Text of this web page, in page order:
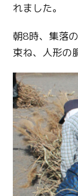
れました。
朝8時、集落
束ね、人形の